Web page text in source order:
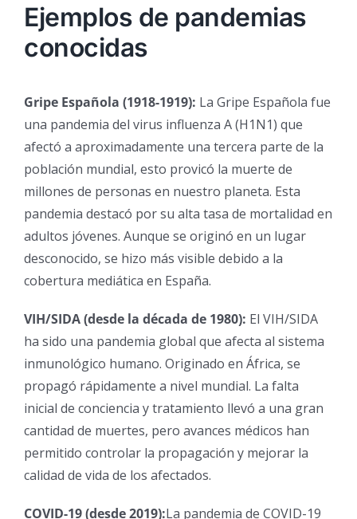
Ejemplos de pandemias
conocidas
Gripe Española (1918-1919): La Gripe Española fue
una pandemia del virus influenza A (H1N1) que
afectó a aproximadamente una tercera parte de la
población mundial, esto provicó la muerte de
millones de personas en nuestro planeta. Esta
pandemia destacó por su alta tasa de mortalidad en
adultos jóvenes. Aunque se originó en un lugar
desconocido, se hizo más visible debido a la
cobertura mediática en España.
VIH/SIDA (desde la década de 1980): El VIH/SIDA
ha sido una pandemia global que afecta al sistema
inmunológico humano. Originado en África, se
propagó rápidamente a nivel mundial. La falta
inicial de conciencia y tratamiento llevó a una gran
cantidad de muertes, pero avances médicos han
permitido controlar la propagación y mejorar la
calidad de vida de los afectados.
COVID-19 (desde 2019):La pandemia de COVID-19